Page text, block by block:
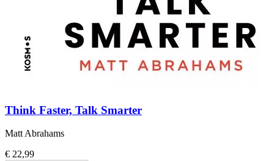
Think Faster, Talk Smarter
Matt Abrahams
€ 22,99